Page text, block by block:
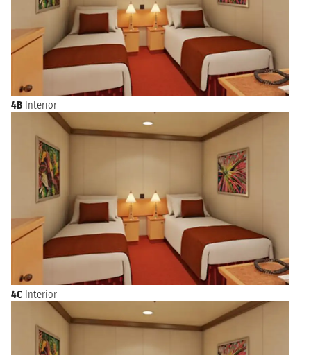
4B Interior
4C Interior